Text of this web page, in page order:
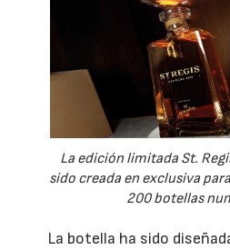
La edición limitada St.
sido creada en exclusiva
200 botellas
La botella ha sido